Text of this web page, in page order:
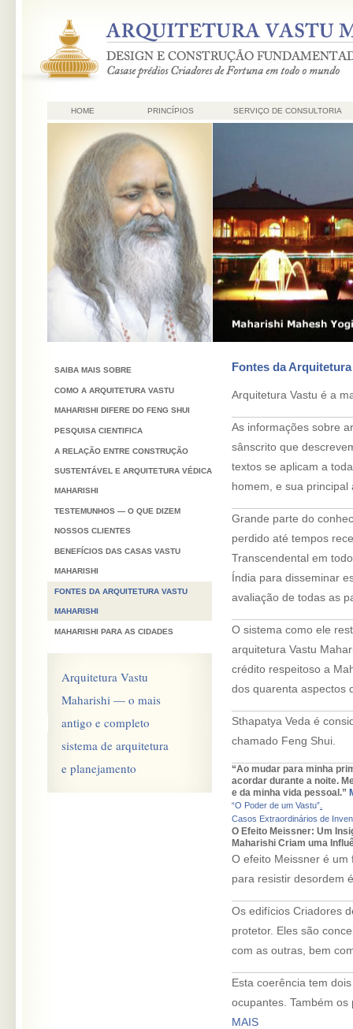
HOME PRINCÍPIOS SERVIÇO DE CONSULTORIA
SAIBA MAIS SOBRE
COMO A ARQUITETURA VASTU
MAHARISHI DIFERE DO FENG SHUI
PESQUISA CIENTIFICA
A RELAÇÃO ENTRE CONSTRUÇÃO
SUSTENTÁVEL E ARQUITETURA VÉDICA
MAHARISHI
TESTEMUNHOS — O QUE DIZEM
NOSSOS CLIENTES
BENEFÍCIOS DAS CASAS VASTU
MAHARISHI
FONTES DA ARQUITETURA VASTU
MAHARISHI
MAHARISHI PARA AS CIDADES
Arquitetura Vastu
Maharishi — o mais
antigo e completo
sistema de arquitetura
e planejamento
Fontes da
Arquitetura Vastu é a
As informações sobre
sânscrito que
textos se aplicam a
homem, e sua
Grande parte do
perdido até tempos
Transcendental em
Índia para disseminar
avaliação de todas as
O sistema como ele
arquitetura Vastu
crédito respeitoso a
dos quarenta aspectos
Sthapatya Veda é
chamado Feng Shui.
“Ao mudar para minha
acordar durante a noite.
e da minha vida pessoal.”
“O Poder de um Vastu”
Casos Extraordinários de
O Efeito Meissner: Um
Maharishi Criam uma
O efeito Meissner é
para resistir desordem
Os edifícios Criadores
protetor. Eles são
com as outras, bem
Esta coerência tem
ocupantes. Também
MAIS